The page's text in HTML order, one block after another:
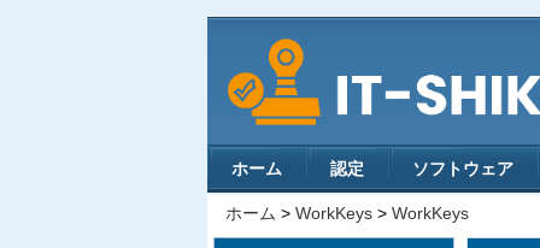
ホーム 認定 ソフトウェア
ホーム > WorkKeys > WorkKeys